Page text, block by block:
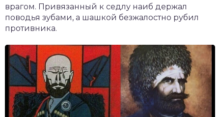
врагом. Привязанный к седлу наиб держал
поводья зубами, а шашкой безжалостно рубил
противника.